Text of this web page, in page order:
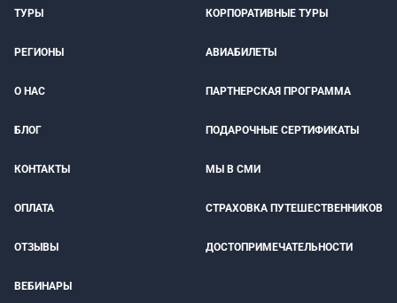
ТУРЫ КОРПОРАТИВНЫЕ ТУРЫ
РЕГИОНЫ АВИАБИЛЕТЫ
О НАС ПАРТНЕРСКАЯ ПРОГРАММА
БЛОГ ПОДАРОЧНЫЕ СЕРТИФИКАТЫ
КОНТАКТЫ МЫ В СМИ
ОПЛАТА СТРАХОВКА ПУТЕШЕСТВЕННИКОВ
ОТЗЫВЫ ДОСТОПРИМЕЧАТЕЛЬНОСТИ
ВЕБИНАРЫ